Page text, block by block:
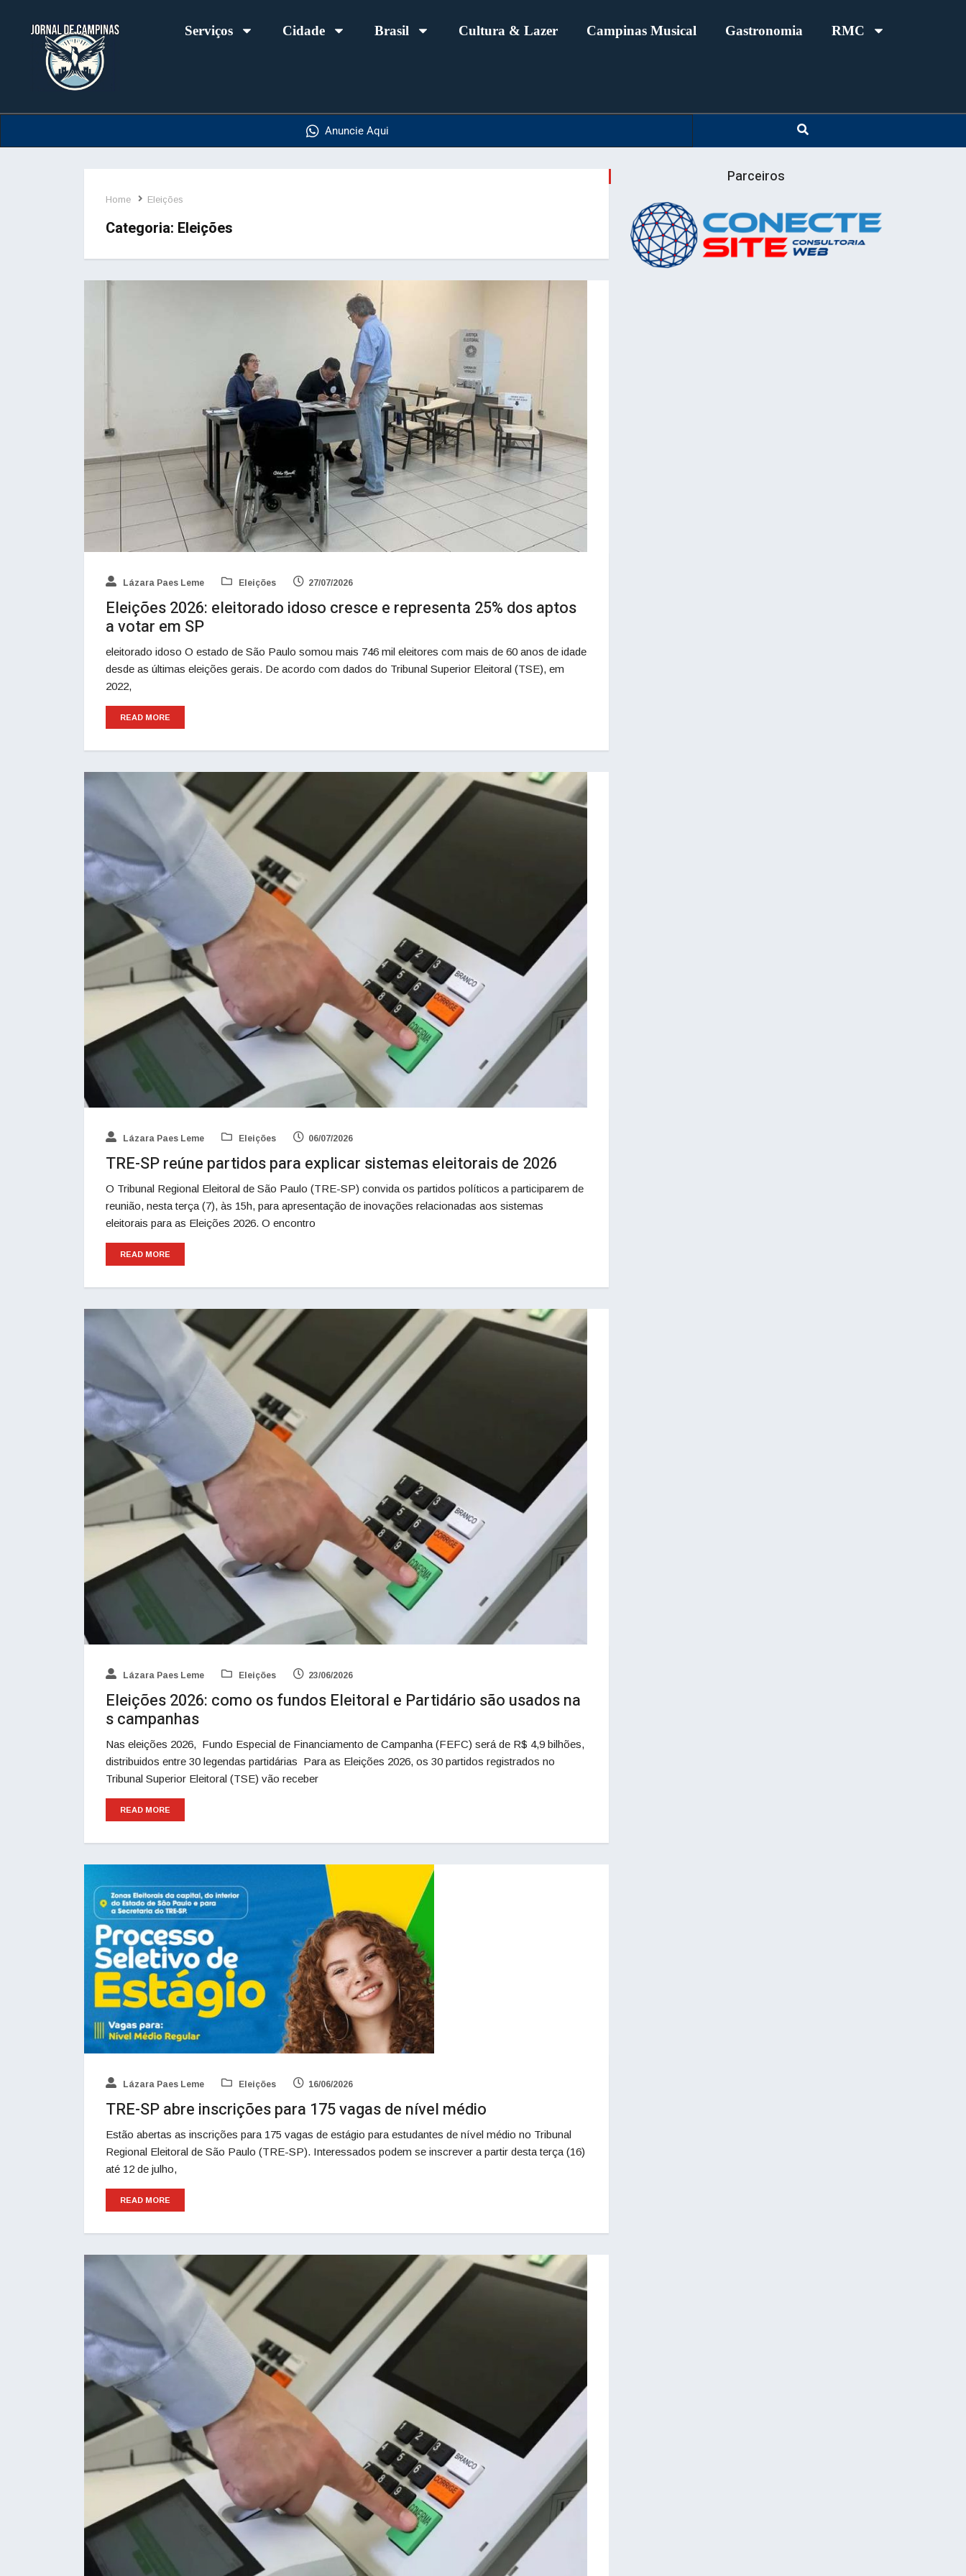
Serviços Cidade Brasil Cultura & Lazer Campinas Musical Gastronomia RMC
Anuncie Aqui
Home Eleições
Categoria: Eleições
Lázara Paes Leme Eleições 27/07/2026
Eleições 2026: eleitorado idoso cresce e representa 25% dos aptos
a votar em SP
eleitorado idoso O estado de São Paulo somou mais 746 mil eleitores com mais de 60 anos de idade
desde as últimas eleições gerais. De acordo com dados do Tribunal Superior Eleitoral (TSE), em
2022,
READ MORE
Lázara Paes Leme Eleições 06/07/2026
TRE-SP reúne partidos para explicar sistemas eleitorais de 2026
O Tribunal Regional Eleitoral de São Paulo (TRE-SP) convida os partidos políticos a participarem de
reunião, nesta terça (7), às 15h, para apresentação de inovações relacionadas aos sistemas
eleitorais para as Eleições 2026. O encontro
READ MORE
Lázara Paes Leme Eleições 23/06/2026
Eleições 2026: como os fundos Eleitoral e Partidário são usados na
s campanhas
Nas eleições 2026, Fundo Especial de Financiamento de Campanha (FEFC) será de R$ 4,9 bilhões,
distribuidos entre 30 legendas partidárias Para as Eleições 2026, os 30 partidos registrados no
Tribunal Superior Eleitoral (TSE) vão receber
READ MORE
Lázara Paes Leme Eleições 16/06/2026
TRE-SP abre inscrições para 175 vagas de nível médio
Estão abertas as inscrições para 175 vagas de estágio para estudantes de nível médio no Tribunal
Regional Eleitoral de São Paulo (TRE-SP). Interessados podem se inscrever a partir desta terça (16)
até 12 de julho,
READ MORE
Parceiros